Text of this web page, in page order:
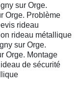
sur Orge.
Orge. Problème
rideau
rideau métallique
sur Orge.
Orge. Montage
de sécurité